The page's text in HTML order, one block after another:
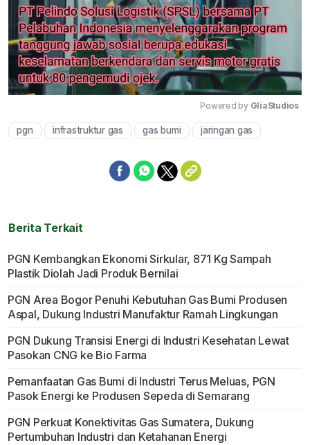
Mute
Powered by GliaStudios
pgn infrastruktur gas gas bumi jaringan gas
Berita Terkait
PGN Kembangkan Ekonomi Sirkular, 871 Kg Sampah
Plastik Diolah Jadi Produk Bernilai
PGN Area Bogor Penuhi Kebutuhan Gas Bumi Produsen
Aspal, Dukung Industri Manufaktur Ramah Lingkungan
PGN Dukung Transisi Energi di Industri Kesehatan Lewat
Pasokan CNG ke Bio Farma
Pemanfaatan Gas Bumi di Industri Terus Meluas, PGN
Pasok Energi ke Produsen Sepeda di Semarang
PGN Perkuat Konektivitas Gas Sumatera, Dukung
Pertumbuhan Industri dan Ketahanan Energi